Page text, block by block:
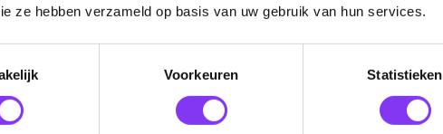
ze hebben verzameld op basis van uw gebruik van hun services.
Voorkeuren Statistieken